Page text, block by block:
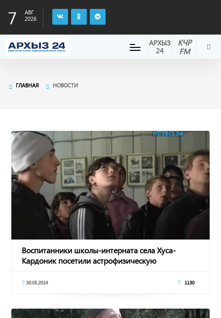
7
АВГ
2026
КЧР
FM
АРХЫЗ
24
ГЛАВНАЯ НОВОСТИ
Воспитанники школы-интерната села Хуса-
Кардоник посетили астрофизическую
30.05.2014 1130